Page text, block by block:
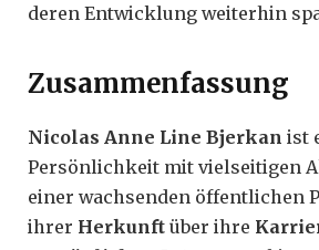
deren Entwicklung weiterhin
Zusammenfassung
Nicolas Anne Line Bjerkan ist
Persönlichkeit mit vielseitigen
einer wachsenden öffentlichen
ihrer Herkunft über ihre